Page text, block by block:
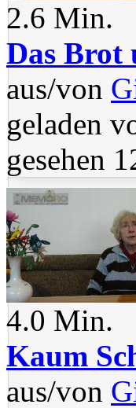
2.6 Min.
Das Brot
aus/von
geladen
gesehen
4.0 Min.
Kaum
aus/von